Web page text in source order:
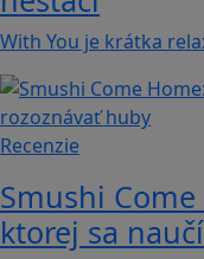
With You je krátka
Recenzie
Smushi
ktorej sa